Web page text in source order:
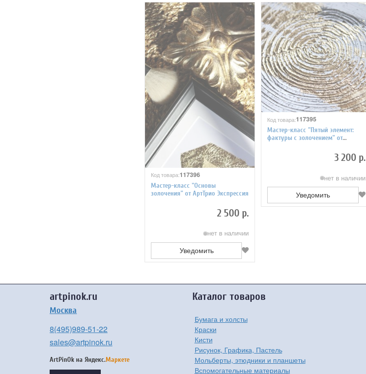
Код товара:117396
Мастер-класс "Основы
золочения" от АртТрио Экспрессия
2 500 р.
нет в наличии
Уведомить
Код товара:117395
Мастер-класс "Пятый элемент:
фактуры с золочением" от
3 200 р.
нет в наличии
Уведомить
artpinok.ru
Москва
8(495)989-51-22
sales@artpinok.ru
ArtPinOk на Яндекс.Маркете
Каталог товаров
Бумага и холсты
Краски
Кисти
Рисунок, Графика, Пастель
Мольберты, этюдники и планшеты
Вспомогательные материалы